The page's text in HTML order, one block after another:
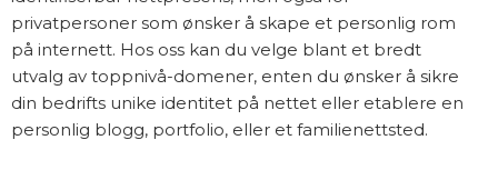
privatpersoner som ønsker å skape et personlig rom
på internett. Hos oss kan du velge blant et bredt
utvalg av toppnivå-domener, enten du ønsker å sikre
din bedrifts unike identitet på nettet eller etablere en
personlig blogg, portfolio, eller et familienettsted.